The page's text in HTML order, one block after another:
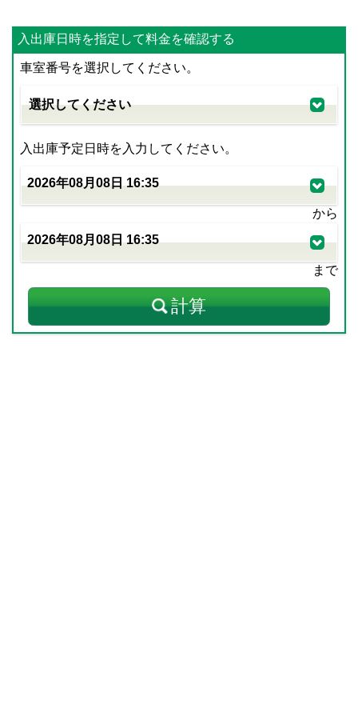
入出庫日時を指定して料金を確認する
車室番号を選択してください。
入出庫予定日時を入力してください。
から
まで
計算